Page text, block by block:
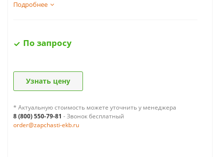
Подробнее
По запросу
Узнать цену
* Актуальную стоимость можете уточнить у менеджера
8 (800) 550-79-81 - Звонок бесплатный
order@zapchasti-ekb.ru